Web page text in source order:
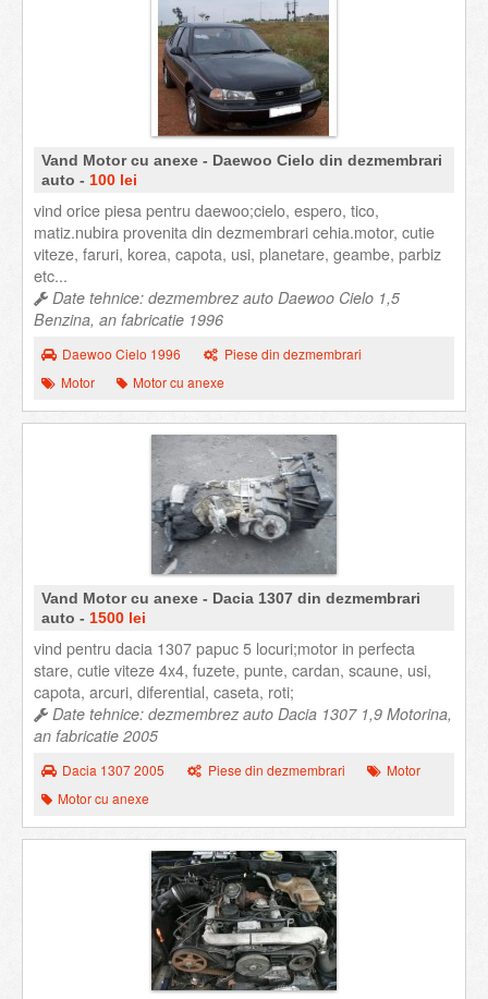
Vand Motor cu anexe - Daewoo Cielo din dezmembrari
auto - 100 lei
vind orice piesa pentru daewoo;cielo, espero, tico,
matiz.nubira provenita din dezmembrari cehia.motor, cutie
viteze, faruri, korea, capota, usi, planetare, geambe, parbiz
etc...
Date tehnice: dezmembrez auto Daewoo Cielo 1,5
Benzina, an fabricatie 1996
Daewoo Cielo 1996
Piese din dezmembrari
Motor
Motor cu anexe
Vand Motor cu anexe - Dacia 1307 din dezmembrari
auto - 1500 lei
vind pentru dacia 1307 papuc 5 locuri;motor in perfecta
stare, cutie viteze 4x4, fuzete, punte, cardan, scaune, usi,
capota, arcuri, diferential, caseta, roti;
Date tehnice: dezmembrez auto Dacia 1307 1,9 Motorina,
an fabricatie 2005
Dacia 1307 2005 Piese din dezmembrari
Motor
Motor cu anexe